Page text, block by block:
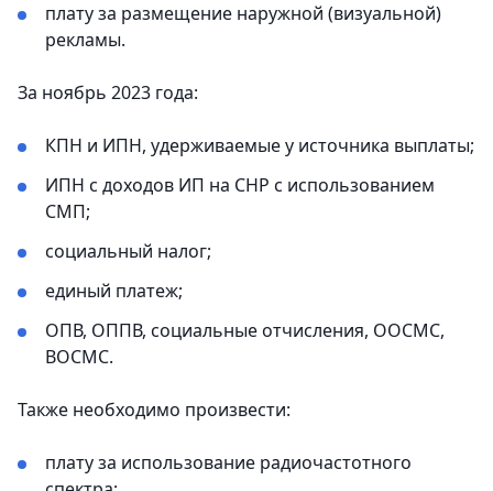
плату за размещение наружной (визуальной)
рекламы.
За ноябрь 2023 года:
КПН и ИПН, удерживаемые у источника выплаты;
ИПН с доходов ИП на СНР с использованием
СМП;
социальный налог;
единый платеж;
ОПВ, ОППВ, социальные отчисления, ООСМС,
ВОСМС.
Также необходимо произвести:
плату за использование радиочастотного